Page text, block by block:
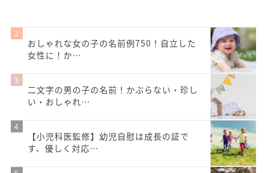
おしゃれな女の子の名前例750！自立した
女性に！か…
二文字の男の子の名前！かぶらない・珍し
い・おしゃれ…
【小児科医監修】幼児自慰は成長の証で
す、優しく対応…